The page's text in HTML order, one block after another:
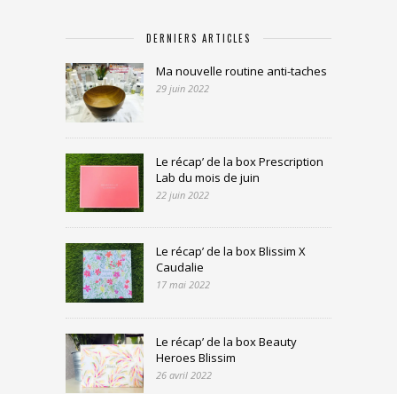
DERNIERS ARTICLES
Ma nouvelle routine anti-taches
29 juin 2022
Le récap’ de la box Prescription
Lab du mois de juin
22 juin 2022
Le récap’ de la box Blissim X
Caudalie
17 mai 2022
Le récap’ de la box Beauty
Heroes Blissim
26 avril 2022